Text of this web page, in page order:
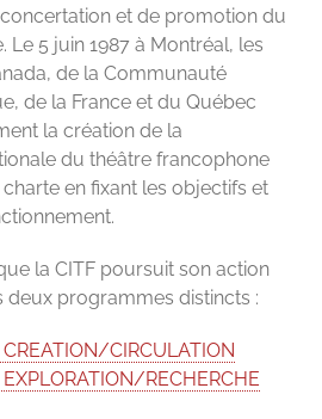
et de promotion du
5 juin 1987 à Montréal, les
de la Communauté
de la France et du Québec
la création de la
du théâtre francophone
charte en fixant les objectifs et
la CITF poursuit son action
deux programmes distincts :
CIRCULATION
RECHERCHE